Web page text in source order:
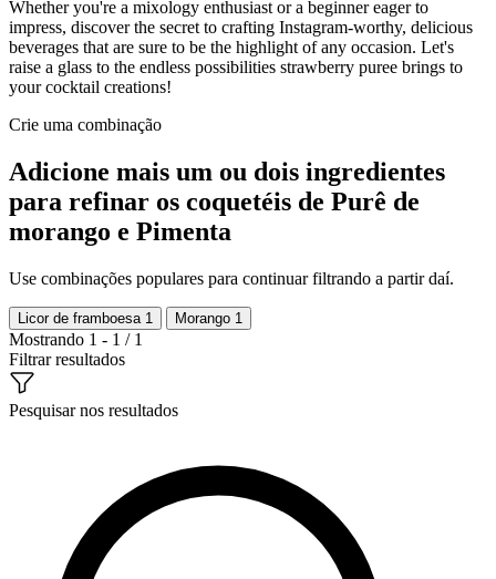
Whether you're a mixology enthusiast or a beginner eager to
impress, discover the secret to crafting Instagram-worthy, delicious
beverages that are sure to be the highlight of any occasion. Let's
raise a glass to the endless possibilities strawberry puree brings to
your cocktail creations!
Crie uma combinação
Adicione mais um ou dois ingredientes
para refinar os coquetéis de Purê de
morango e Pimenta
Use combinações populares para continuar filtrando a partir daí.
Licor de framboesa 1 Morango 1
Mostrando 1 - 1 / 1
Filtrar resultados
Pesquisar nos resultados